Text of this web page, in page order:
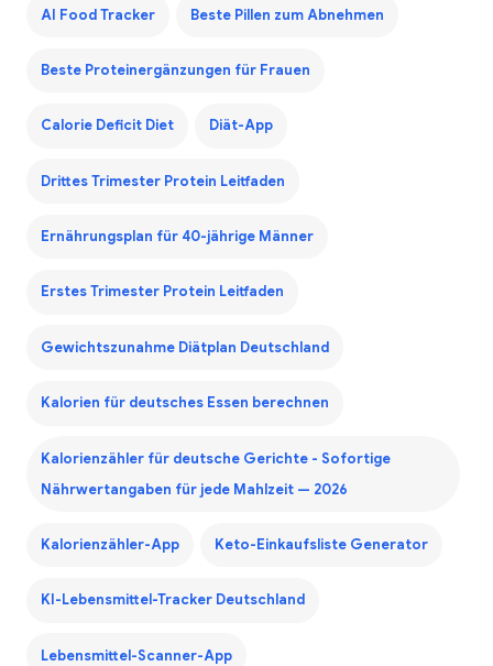
AI Food Tracker Beste Pillen zum Abnehmen
Beste Proteinergänzungen für Frauen
Calorie Deficit Diet Diät-App
Drittes Trimester Protein Leitfaden
Ernährungsplan für 40-jährige Männer
Erstes Trimester Protein Leitfaden
Gewichtszunahme Diätplan Deutschland
Kalorien für deutsches Essen berechnen
Kalorienzähler für deutsche Gerichte - Sofortige
Nährwertangaben für jede Mahlzeit — 2026
Kalorienzähler-App Keto-Einkaufsliste Generator
KI-Lebensmittel-Tracker Deutschland
Lebensmittel-Scanner-App